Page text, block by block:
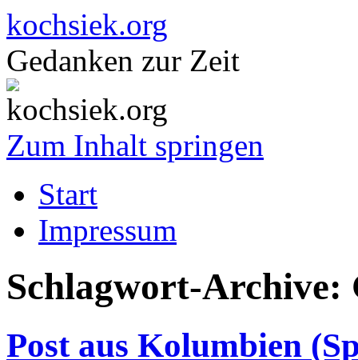
kochsiek.org
Gedanken zur Zeit
Zum Inhalt springen
Start
Impressum
Schlagwort-Archive:
Post aus Kolumbien